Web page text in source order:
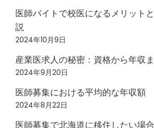
医師バイトで校医になるメリット
説
2024年10月9日
産業医求人の秘密：資格から年収
2024年9月20日
医師募集における平均的な年収額
2024年8月22日
医師募集で北海道に移住したい場